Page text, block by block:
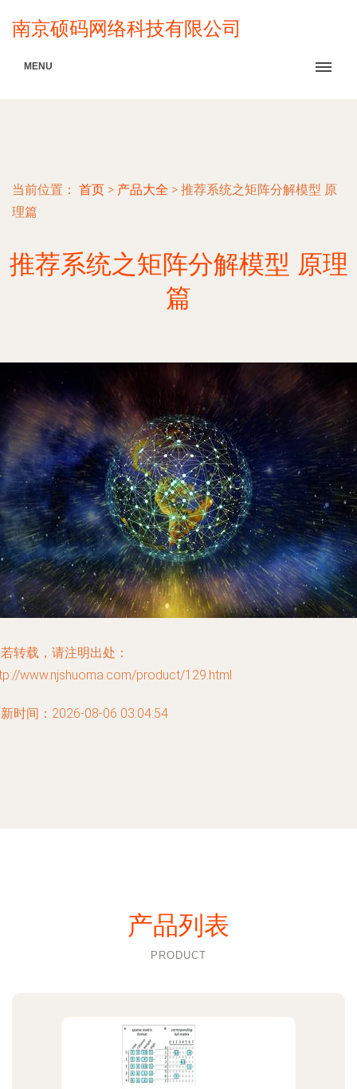
南京硕码网络科技有限公司
MENU
当前位置： 首页 > 产品大全 > 推荐系统之矩阵分解模型 原
理篇
推荐系统之矩阵分解模型 原理
篇
转载，请注明出处：
www.njshuoma.com/product/129.html
时间：2026-08-06 03:04:54
产品列表
PRODUCT